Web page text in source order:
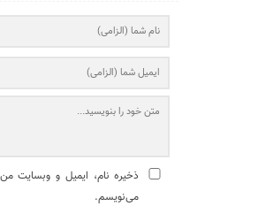
ذخیره نام، ایمیل و وبسایت
می‌نویسم.